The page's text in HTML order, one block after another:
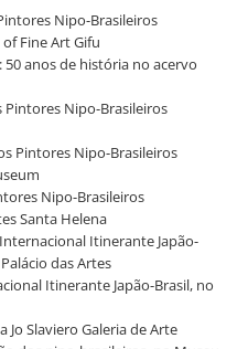
Nipo-Brasileiros
Fine Art Gifu
50 anos de história no acervo
Pintores Nipo-Brasileiros
Pintores Nipo-Brasileiros
Nipo-Brasileiros
Santa Helena
Itinerante Japão-
das Artes
Itinerante Japão-Brasil, no
Jo Slaviero Galeria de Arte